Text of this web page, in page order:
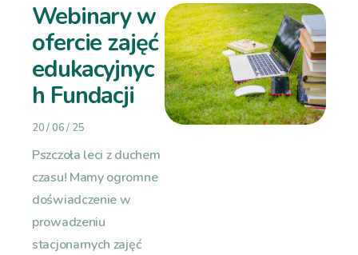
Webinary w
ofercie zajęć
edukacyjnyc
h Fundacji
20 / 06 / 25
Pszczoła leci z duchem
czasu! Mamy ogromne
doświadczenie w
prowadzeniu
stacjonarnych zajęć